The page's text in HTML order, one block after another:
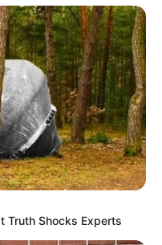
Truth Shocks Experts